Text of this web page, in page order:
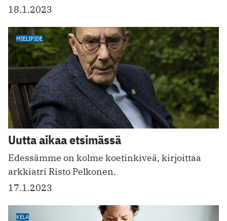
18.1.2023
MIELIPIDE
Uutta aikaa etsimässä
Edessämme on kolme koetinkiveä, kirjoittaa
arkkiatri Risto Pelkonen.
17.1.2023
KELA